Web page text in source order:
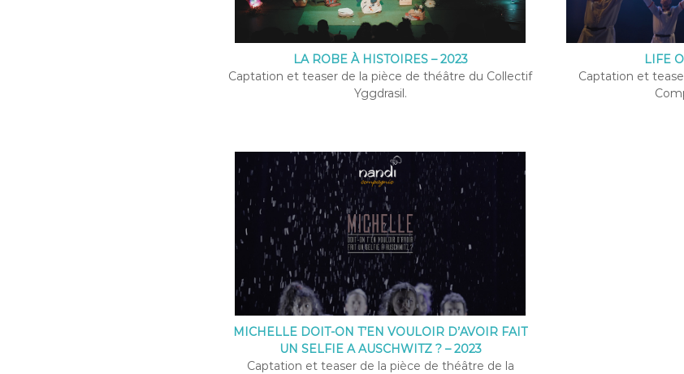
LA ROBE À HISTOIRES – 2023
Captation et teaser de la pièce de théâtre du Collectif
Yggdrasil.
LIFE
Captation et
MICHELLE DOIT-ON T’EN VOULOIR D’AVOIR FAIT
UN SELFIE A AUSCHWITZ ? – 2023
Captation et teaser de la pièce de théâtre de la